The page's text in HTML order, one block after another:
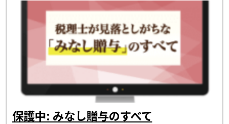
保護中: みなし贈与のすべて